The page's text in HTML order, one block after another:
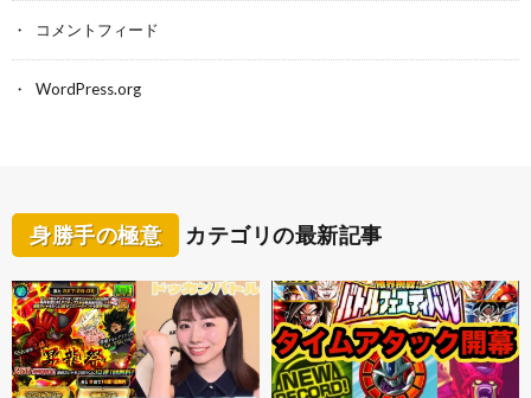
コメントフィード
WordPress.org
身勝手の極意 カテゴリの最新記事